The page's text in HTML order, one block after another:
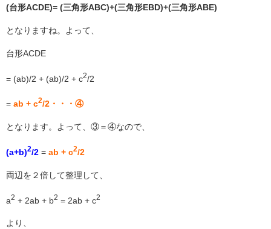
(台形ACDE)= (三角形ABC)+(三角形EBD)+(三角形ABE)
となりますね。よって、
台形ACDE
= (ab)/2 + (ab)/2 + c2/2
= ab + c2/2・・・④
となります。よって、③＝④なので、
(a+b)2/2 = ab + c2/2
両辺を２倍して整理して、
a2 + 2ab + b2 = 2ab + c2
より、